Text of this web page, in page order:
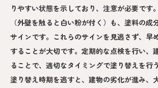
りやすい状態を示しており、注意が必要です
（外壁を触ると白い粉が付く）も、塗料の成
サインです。これらのサインを見逃さず、早
することが大切です。定期的な点検を行い、
ることで、適切なタイミングで塗り替えを行
塗り替え時期を逃すと、建物の劣化が進み、